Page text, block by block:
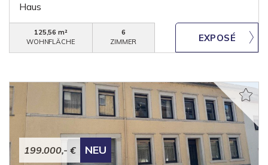
Haus
125,56 m²
WOHNFLÄCHE
6
ZIMMER
199.000,- € NEU